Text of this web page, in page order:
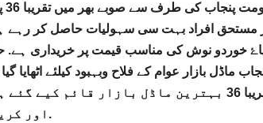
مستحق افراد بہت سی سہولیات حاصل کر رہے
خوردو نوش کی مناسب قیمت پر خریداری ہے.
ماڈل بازار عوام کے فلاح وبہبود کیلئے
تقریبا 36 بہترین ماڈل بازار قائم
اور کریانہ خرید سکتے ہیں.